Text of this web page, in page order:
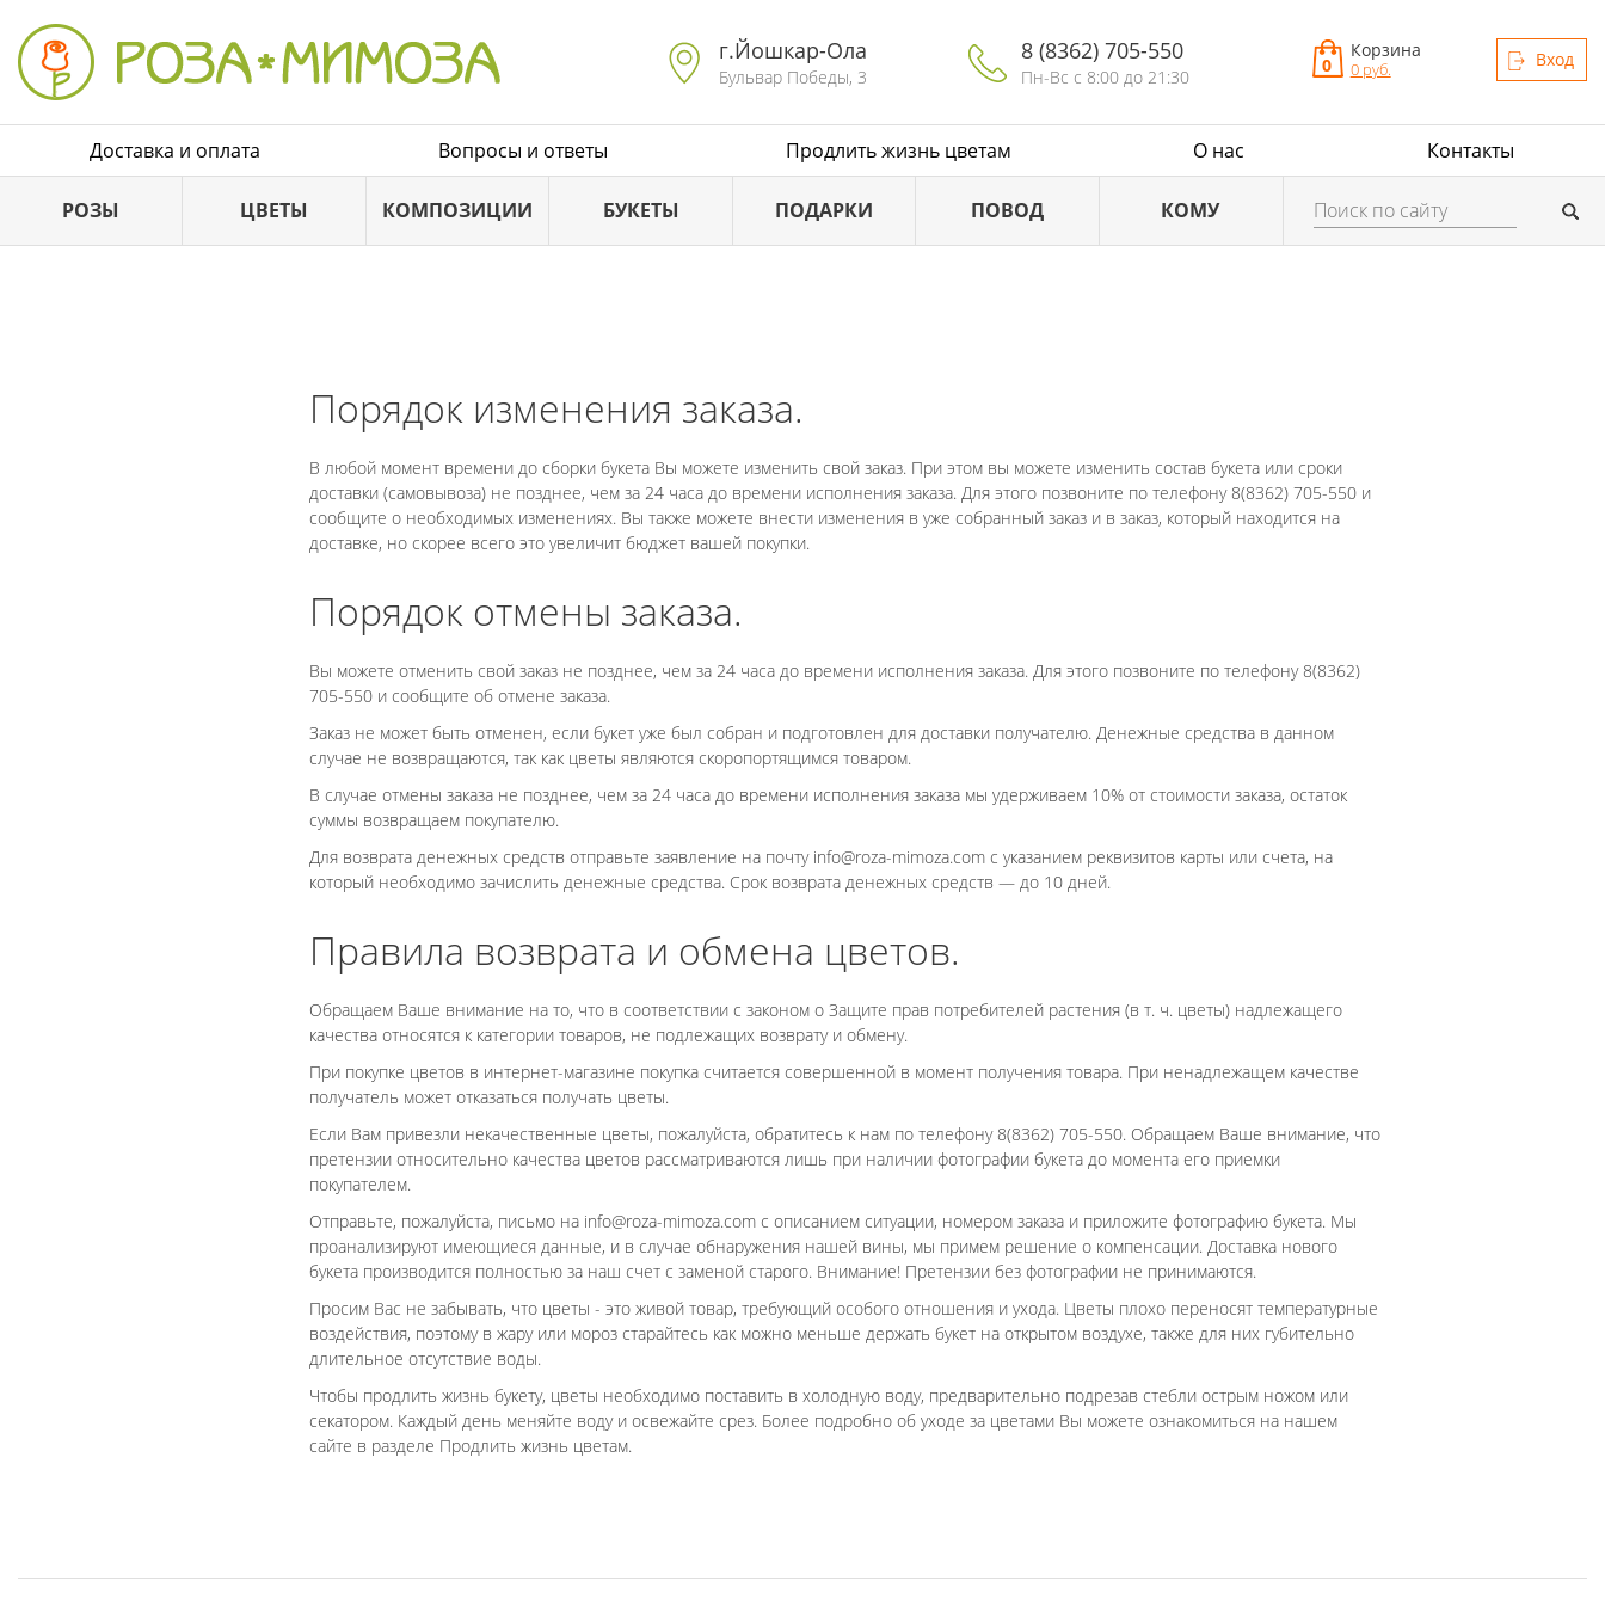
г.Йошкар-Ола
Бульвар Победы, 3
8 (8362) 705-550
Пн-Вc с 8:00 до 21:30
Корзина
0 0 руб. Вход
Доставка и оплата Вопросы и ответы Продлить жизнь цветам О нас Контакты
РОЗЫ ЦВЕТЫ КОМПОЗИЦИИ БУКЕТЫ ПОДАРКИ ПОВОД КОМУ
Порядок изменения заказа.
В любой момент времени до сборки букета Вы можете изменить свой заказ. При этом вы можете изменить состав букета или сроки
доставки (самовывоза) не позднее, чем за 24 часа до времени исполнения заказа. Для этого позвоните по телефону 8(8362) 705-550 и
сообщите о необходимых изменениях. Вы также можете внести изменения в уже собранный заказ и в заказ, который находится на
доставке, но скорее всего это увеличит бюджет вашей покупки.
Порядок отмены заказа.
Вы можете отменить свой заказ не позднее, чем за 24 часа до времени исполнения заказа. Для этого позвоните по телефону 8(8362)
705-550 и сообщите об отмене заказа.
Заказ не может быть отменен, если букет уже был собран и подготовлен для доставки получателю. Денежные средства в данном
случае не возвращаются, так как цветы являются скоропортящимся товаром.
В случае отмены заказа не позднее, чем за 24 часа до времени исполнения заказа мы удерживаем 10% от стоимости заказа, остаток
суммы возвращаем покупателю.
Для возврата денежных средств отправьте заявление на почту info@roza-mimoza.com с указанием реквизитов карты или счета, на
который необходимо зачислить денежные средства. Срок возврата денежных средств — до 10 дней.
Правила возврата и обмена цветов.
Обращаем Ваше внимание на то, что в соответствии с законом о Защите прав потребителей растения (в т. ч. цветы) надлежащего
качества относятся к категории товаров, не подлежащих возврату и обмену.
При покупке цветов в интернет-магазине покупка считается совершенной в момент получения товара. При ненадлежащем качестве
получатель может отказаться получать цветы.
Если Вам привезли некачественные цветы, пожалуйста, обратитесь к нам по телефону 8(8362) 705-550. Обращаем Ваше внимание, что
претензии относительно качества цветов рассматриваются лишь при наличии фотографии букета до момента его приемки
покупателем.
Отправьте, пожалуйста, письмо на info@roza-mimoza.com с описанием ситуации, номером заказа и приложите фотографию букета. Мы
проанализируют имеющиеся данные, и в случае обнаружения нашей вины, мы примем решение о компенсации. Доставка нового
букета производится полностью за наш счет с заменой старого. Внимание! Претензии без фотографии не принимаются.
Просим Вас не забывать, что цветы - это живой товар, требующий особого отношения и ухода. Цветы плохо переносят температурные
воздействия, поэтому в жару или мороз старайтесь как можно меньше держать букет на открытом воздухе, также для них губительно
длительное отсутствие воды.
Чтобы продлить жизнь букету, цветы необходимо поставить в холодную воду, предварительно подрезав стебли острым ножом или
секатором. Каждый день меняйте воду и освежайте срез. Более подробно об уходе за цветами Вы можете ознакомиться на нашем
сайте в разделе Продлить жизнь цветам.